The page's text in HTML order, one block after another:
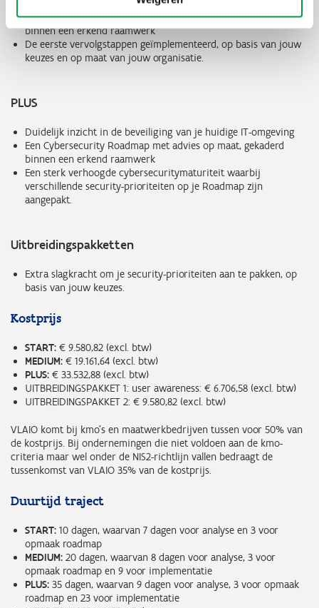
Duidelijk inzicht in de beveiliging van je huidige IT-omgeving
Een Cybersecurity Roadmap met advies op maat, gekaderd
binnen een erkend raamwerk
De eerste vervolgstappen geïmplementeerd, op basis van jouw
keuzes en op maat van jouw organisatie.
PLUS
Duidelijk inzicht in de beveiliging van je huidige IT-omgeving
Een Cybersecurity Roadmap met advies op maat, gekaderd
binnen een erkend raamwerk
Een sterk verhoogde cybersecuritymaturiteit waarbij
verschillende security-prioriteiten op je Roadmap zijn
aangepakt.
Uitbreidingspakketten
Extra slagkracht om je security-prioriteiten aan te pakken, op
basis van jouw keuzes.
Kostprijs
START: € 9.580,82 (excl. btw)
MEDIUM: € 19.161,64 (excl. btw)
PLUS: € 33.532,88 (excl. btw)
UITBREIDINGSPAKKET 1: user awareness: € 6.706,58 (excl. btw)
UITBREIDINGSPAKKET 2: € 9.580,82 (excl. btw)
VLAIO komt bij kmo’s en maatwerkbedrijven tussen voor 50% van
de kostprijs. Bij ondernemingen die niet voldoen aan de kmo-
criteria maar wel onder de NIS2-richtlijn vallen bedraagt de
tussenkomst van VLAIO 35% van de kostprijs.
Duurtijd traject
START: 10 dagen, waarvan 7 dagen voor analyse en 3 voor
opmaak roadmap
MEDIUM: 20 dagen, waarvan 8 dagen voor analyse, 3 voor
opmaak roadmap en 9 voor implementatie
PLUS: 35 dagen, waarvan 9 dagen voor analyse, 3 voor opmaak
roadmap en 23 voor implementatie